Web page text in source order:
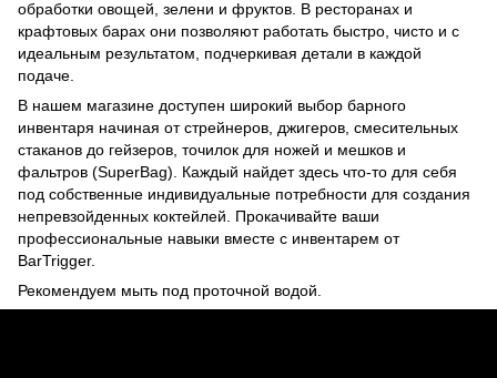
обработки овощей, зелени и фруктов. В ресторанах и
крафтовых барах они позволяют работать быстро, чисто и с
идеальным результатом, подчеркивая детали в каждой
подаче.
В нашем магазине доступен широкий выбор барного
инвентаря начиная от стрейнеров, джигеров, смесительных
стаканов до гейзеров, точилок для ножей и мешков и
фальтров (SuperBag). Каждый найдет здесь что-то для себя
под собственные индивидуальные потребности для создания
непревзойденных коктейлей. Прокачивайте ваши
профессиональные навыки вместе с инвентарем от
BarTrigger.
Рекомендуем мыть под проточной водой.